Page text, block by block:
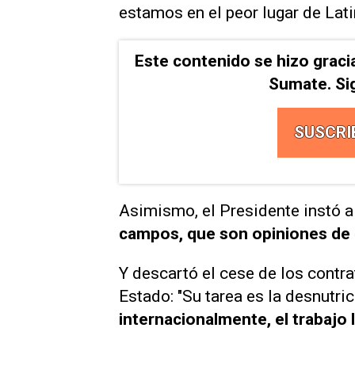
estamos en el peor lugar de
Este contenido se hizo
Sumate.
Asimismo, el Presidente instó a
campos, que son opiniones de
Y descartó el cese de los
Estado: "Su tarea es la
internacionalmente, el trabajo